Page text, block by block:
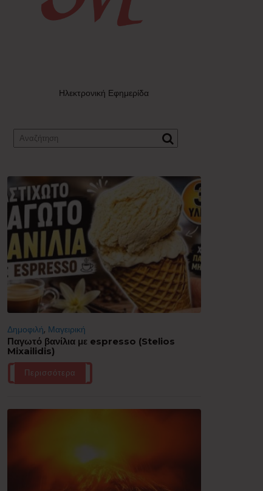
Ηλεκτρονική Εφημερίδα
Δημοφιλή, Μαγειρική
Παγωτό βανίλια με espresso (Stelios
Mixailidis)
Περισσότερα